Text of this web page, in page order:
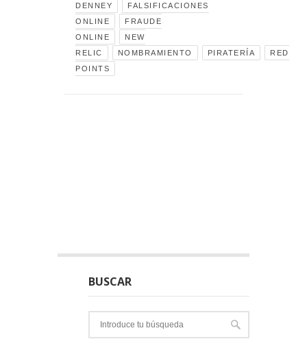
DENNEY
FALSIFICACIONES
ONLINE
FRAUDE
ONLINE
NEW
RELIC
NOMBRAMIENTO PIRATERÍA
RED
POINTS
BUSCAR